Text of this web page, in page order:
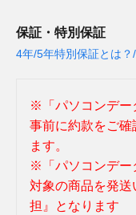
保証・特別保証
4年/5年特別保証とは
※「パソコンデー
事前に約款をご確
ます。
※「パソコンデー
対象の商品を発送
担』となります